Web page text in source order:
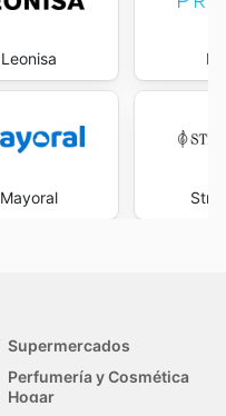
Leonisa
Mayoral
Supermercados
Perfumería y Cosmética
Hogar